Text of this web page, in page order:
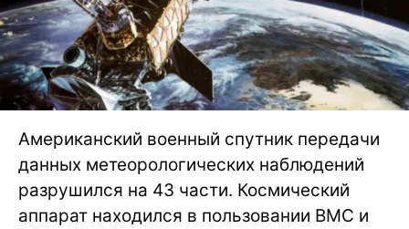
Американский военный спутник передачи
данных метеорологических наблюдений
разрушился на 43 части. Космический
аппарат находился в пользовании ВМС и